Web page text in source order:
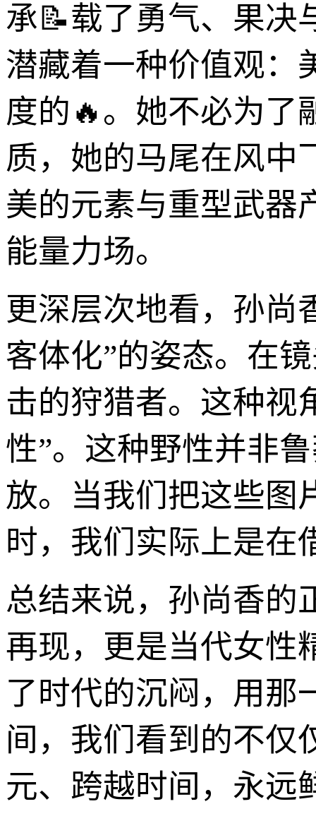
承📝载了勇气、果决
潜藏着一种价值观：
度的🔥。她不必为了
质，她的马尾在风中
美的元素与重型武器
能量力场。
更深层次地看，孙尚
客体化”的姿态。在
击的狩猎者。这种视
性”。这种野性并非
放。当我们把这些图
时，我们实际上是在
总结来说，孙尚香的
再现，更是当代女性
了时代的沉闷，用那
间，我们看到的不仅
元、跨越时间，永远